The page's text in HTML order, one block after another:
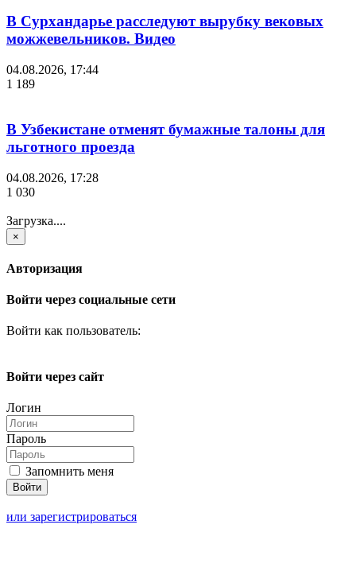
В Сурхандарье расследуют вырубку вековых
можжевельников. Видео
04.08.2026, 17:44
1 189
В Узбекистане отменят бумажные талоны для
льготного проезда
04.08.2026, 17:28
1 030
Загрузка....
×
Авторизация
Войти через социальные сети
Войти как пользователь:
Войти через сайт
Логин
Пароль
Запомнить меня
или зарегистрироваться